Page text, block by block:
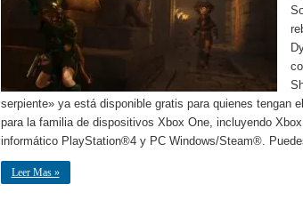
serpiente» ya está disponible gratis para quienes tengan
para la familia de dispositivos Xbox One, incluyendo
informático PlayStation®4 y PC Windows/Steam®.
Leer Mas »